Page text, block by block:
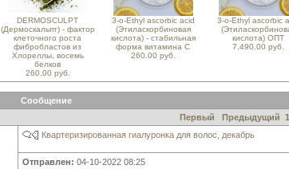
DERMOSCULPT
(Дермоскальпт) - фактор
клеточного роста
фибробластов из
Хлореллы, восемь
белков
260.00 руб.
3-o-Ethyl ascorbic acid
(Этиласкорбиновая
кислота) - стабильная
форма витамина С
260.00 руб.
3-o-Ethyl ascorbic
кислота) ОПТ
7,490.00 руб.
Сообщение
Первый
Предыдущий
Квартеризированная гиалуронка для волос, декабрь
Отправлен: 04-10-2022 08:25